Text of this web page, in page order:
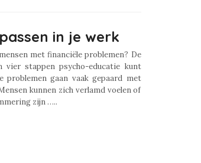
in je werk
met financiële problemen? De
stappen psycho-educatie kunt
problemen gaan vaak gepaard met
kunnen zich verlamd voelen of
zijn …..